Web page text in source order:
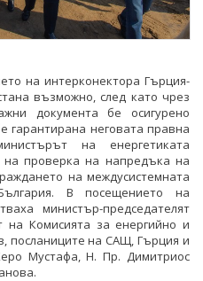
на интерконектора Гърция-
възможно, след като чрез
документа бе осигурено
гарантирана неговата правна
на енергетиката
проверка на напредъка на
на междусистемната
В посещението на
министър-председателят
на Комисията за енергийно и
посланиците на САЩ, Гърция и
Мустафа, Н. Пр. Димитриос